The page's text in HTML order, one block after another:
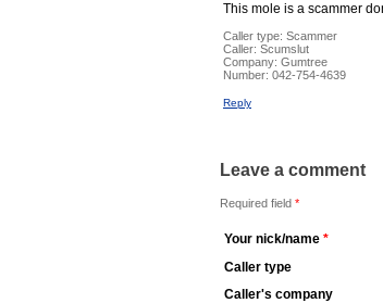
This mole is a scammer
Caller type: Scammer
Caller: Scumslut
Company: Gumtree
Number: 042-754-4639
Reply
Leave a comment
Required field *
Your nick/name *
Caller type
Caller's company